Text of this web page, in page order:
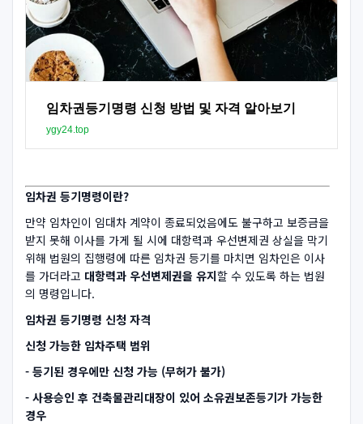
임차권등기명령 신청 방법 및 자격 알아보기
ygy24.top
임차권 등기명령이란?
만약 임차인이 임대차 계약이 종료되었음에도 불구하고 보증금을
받지 못해 이사를 가게 될 시에 대항력과 우선변제권 상실을 막기
위해 법원의 집행령에 따른 임차권 등기를 마치면 임차인은 이사
를 가더라고 대항력과 우선변제권을 유지​할 수 있도록 하는 법원
의 명령입니다.
임차권 등기명령 신청 자격
신청 가능한 임차주택 범위
- 등기된 경우에만 신청 가능 (무허가 불가)
- 사용승인 후 건축물관리대장이 있어 소유권보존등기가 가능한
경우